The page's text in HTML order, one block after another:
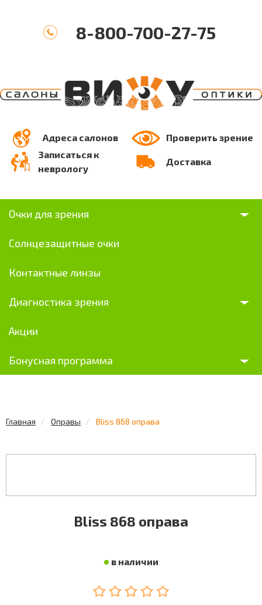
8-800-700-27-75
Адреса салонов
Проверить зрение
Записаться к
неврологу
Доставка
Очки для зрения
Солнцезащитные очки
Контактные линзы
Диагностика зрения
Акции
Бонусная программа
Главная Оправы Bliss 868 оправа
Bliss 868 оправа
в наличии